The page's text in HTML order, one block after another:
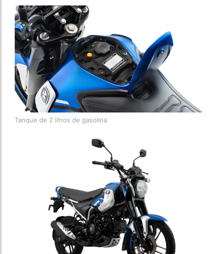
Tanque de 2 litros de gasolina